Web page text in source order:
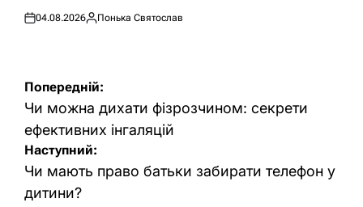
Оприлюднено
04.08.2026
Опубліковано
Понька Святослав
Навігація
записів
Попередній:
Чи можна дихати фізрозчином: секрети
ефективних інгаляцій
Наступний:
Чи мають право батьки забирати телефон у
дитини?